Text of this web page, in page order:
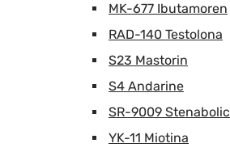
MK-677 Ibutamoren
RAD-140 Testolona
S23 Mastorin
S4 Andarine
SR-9009 Stenabolic
YK-11 Miotina